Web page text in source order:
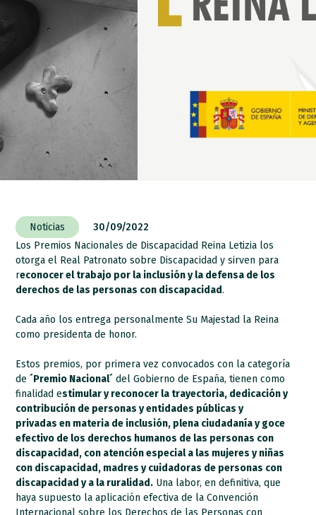
Noticias
30/09/2022
Los Premios Nacionales de Discapacidad Reina Letizia los
otorga el Real Patronato sobre Discapacidad y sirven para
reconocer el trabajo por la inclusión y la defensa de los
derechos de las personas con discapacidad.
Cada año los entrega personalmente Su Majestad la Reina
como presidenta de honor.
Estos premios, por primera vez convocados con la categoría
de´Premio Nacional´ del Gobierno de España, tienen como
finalidad estimular y reconocer la trayectoria, dedicación y
contribución de personas y entidades públicas y
privadas en materia de inclusión, plena ciudadanía y goce
efectivo de los derechos humanos de las personas con
discapacidad, con atención especial a las mujeres y niñas
con discapacidad, madres y cuidadoras de personas con
discapacidad y a la ruralidad. Una labor, en definitiva, que
haya supuesto la aplicación efectiva de la Convención
Internacional sobre los Derechos de las Personas con